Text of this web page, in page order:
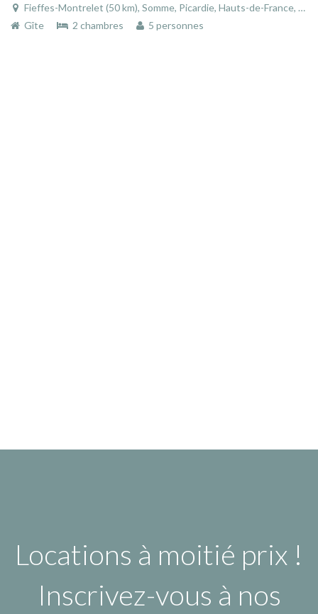
Fieffes-Montrelet (50 km), Somme, Picardie, Hauts-de-France, France
Gîte
2 chambres 5 personnes
Locations à moitié prix !
Inscrivez-vous à nos